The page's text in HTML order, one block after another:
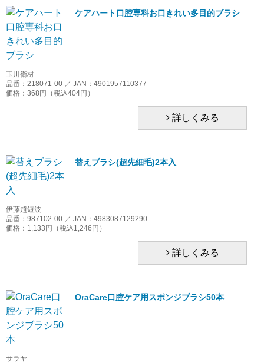
ケアハート口腔専科お口きれい多目的ブラシ
玉川衛材
品番：218071-00 ／ JAN：4901957110377
価格：368円（税込404円）
詳しくみる
替えブラシ(超先細毛)2本入
伊藤超短波
品番：987102-00 ／ JAN：4983087129290
価格：1,133円（税込1,246円）
詳しくみる
OraCare口腔ケア用スポンジブラシ50本
サラヤ